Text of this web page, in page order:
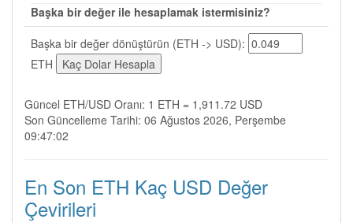
Başka bir değer ile hesaplamak istermisiniz?
Başka bir değer dönüştürün (ETH -> USD):
ETH
Güncel ETH/USD Oranı: 1 ETH = 1,911.72 USD
Son Güncelleme Tarihi: 06 Ağustos 2026, Perşembe
09:47:02
En Son ETH Kaç USD Değer
Çevirileri